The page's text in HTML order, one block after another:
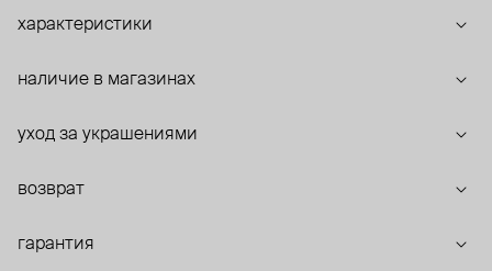
характеристики
наличие в магазинах
уход за украшениями
возврат
гарантия